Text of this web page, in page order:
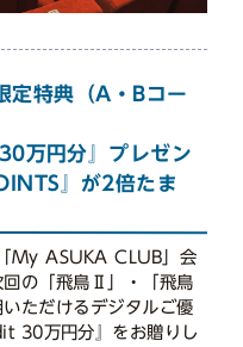
特典（A・Bコー
万円分』プレゼン
』が2倍たま
My ASUKA CLUB」会
回の「飛鳥Ⅱ」・「飛鳥
ただけるデジタルご優
30万円分』をお贈りし